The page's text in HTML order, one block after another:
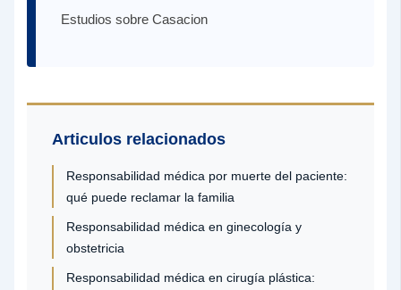
Estudios sobre Casacion
Articulos relacionados
Responsabilidad médica por muerte del paciente:
qué puede reclamar la familia
Responsabilidad médica en ginecología y
obstetricia
Responsabilidad médica en cirugía plástica: